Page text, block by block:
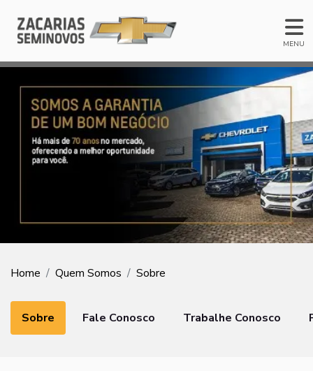
MENU
Home Quem Somos Sobre
Sobre Fale Conosco Trabalhe Conosco